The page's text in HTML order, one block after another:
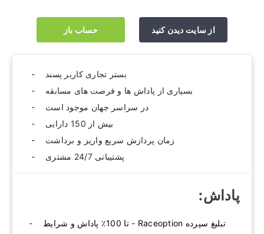
از سایت دیدن کنید حساب باز
بستر تجاری کاربر پسند
بسیاری از پاداش ها و فرصت های مسابقه
در سراسر جهان موجود است
بیش از 150 دارایی
زمان پردازش سریع واریز و برداشت
پشتیبانی 24/7 مشتری
پاداش:‫
تبلیغ سپرده Raceoption - تا 100٪ پاداش و شرایط